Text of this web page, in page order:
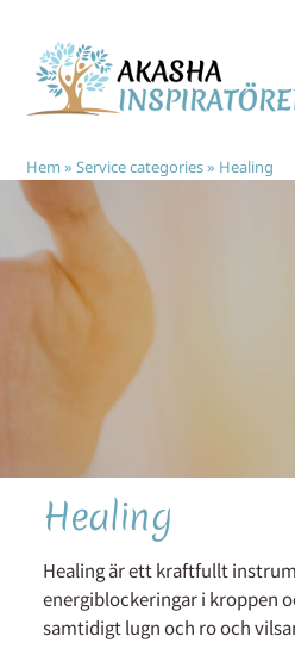
content
Hem » Service categories» Healing
Healing
Healing är ett kraftfullt
energiblockeringar i kroppen
samtidigt lugn och ro och